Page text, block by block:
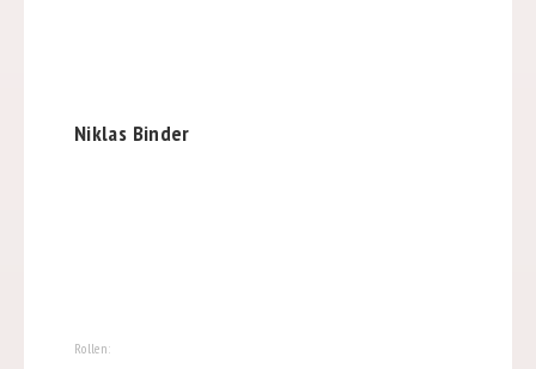
Niklas Binder
Rollen: